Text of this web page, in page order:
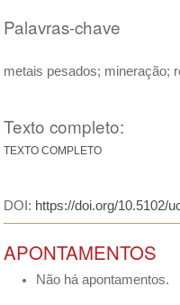
Palavras-chave
metais pesados; mineração;
Texto completo:
TEXTO COMPLETO
DOI: https://doi.org/10.5102/
APONTAMENTOS
Não há apontamentos.